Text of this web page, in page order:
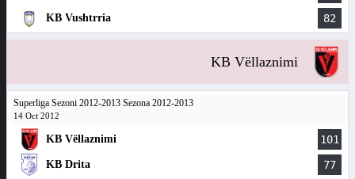
KB Vushtrria 82
KB Vëllaznimi
Superliga Sezoni 2012-2013 Sezona 2012-2013
14 Oct 2012
KB Vëllaznimi 101
KB Drita 77